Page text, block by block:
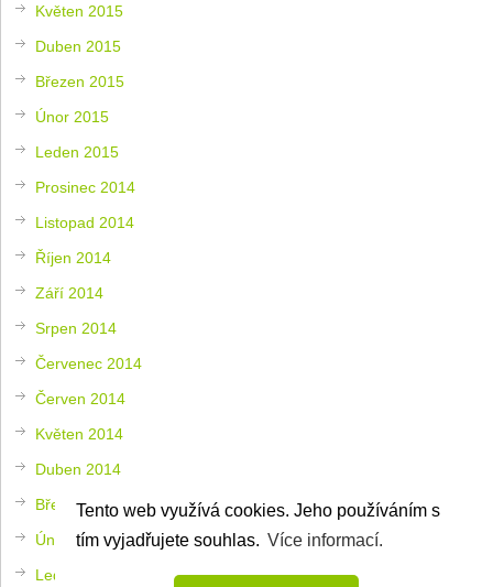
Tento web využívá cookies. Jeho používáním s
tím vyjadřujete souhlas. Více informací.
Květen 2015
Duben 2015
Březen 2015
Únor 2015
Leden 2015
Prosinec 2014
Listopad 2014
Říjen 2014
Září 2014
Srpen 2014
Červenec 2014
Červen 2014
Květen 2014
Duben 2014
Březen 2014
Únor 2014
Leden 2014